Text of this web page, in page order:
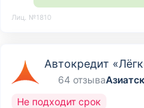
Лиц. №1810
Автокредит
64 отзыва
Не подходит срок